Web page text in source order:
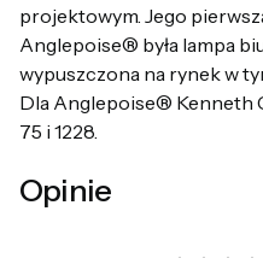
projektowym. Jego
Anglepoise® była lampa
wypuszczona na rynek w
Dla Anglepoise® Kenneth
75 i 1228.
Opinie